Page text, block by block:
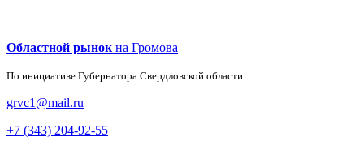
Областной рынок на Громова
По инициативе Губернатора Свердловской области
grvc1@mail.ru
+7 (343) 204-92-55